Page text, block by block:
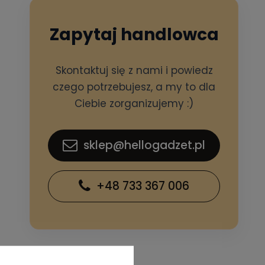
Zapytaj handlowca
Skontaktuj się z nami i powiedz
czego potrzebujesz, a my to dla
Ciebie zorganizujemy :)
sklep@hellogadzet.pl
+48 733 367 006